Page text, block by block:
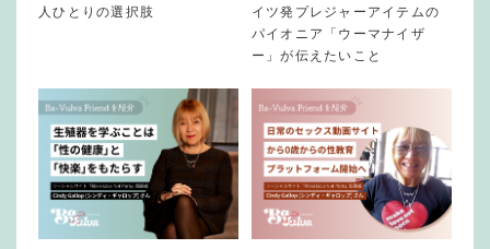
人ひとりの選択肢
イツ発プレジャーアイテムの
パイオニア「ウーマナイザ
ー」が伝えたいこと